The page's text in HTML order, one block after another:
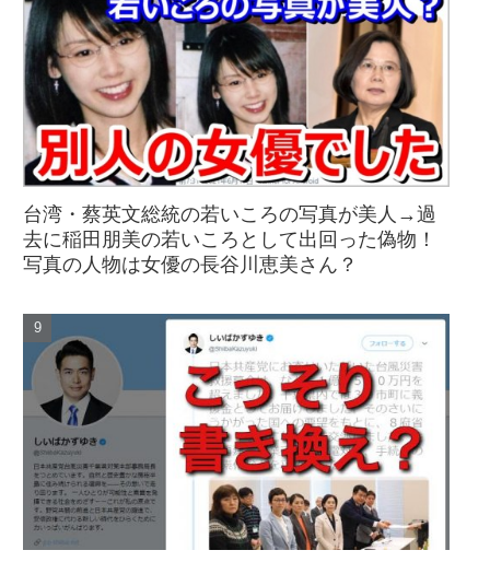
台湾・蔡英文総統の若いころの写真が美人→過
去に稲田朋美の若いころとして出回った偽物！
写真の人物は女優の長谷川恵美さん？